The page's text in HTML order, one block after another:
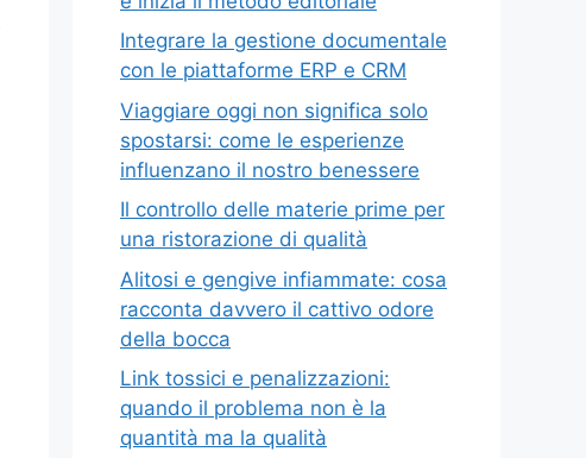
Integrare la gestione documentale
con le piattaforme ERP e CRM
Viaggiare oggi non significa solo
spostarsi: come le esperienze
influenzano il nostro benessere
Il controllo delle materie prime per
una ristorazione di qualità
Alitosi e gengive infiammate: cosa
racconta davvero il cattivo odore
della bocca
Link tossici e penalizzazioni:
quando il problema non è la
quantità ma la qualità